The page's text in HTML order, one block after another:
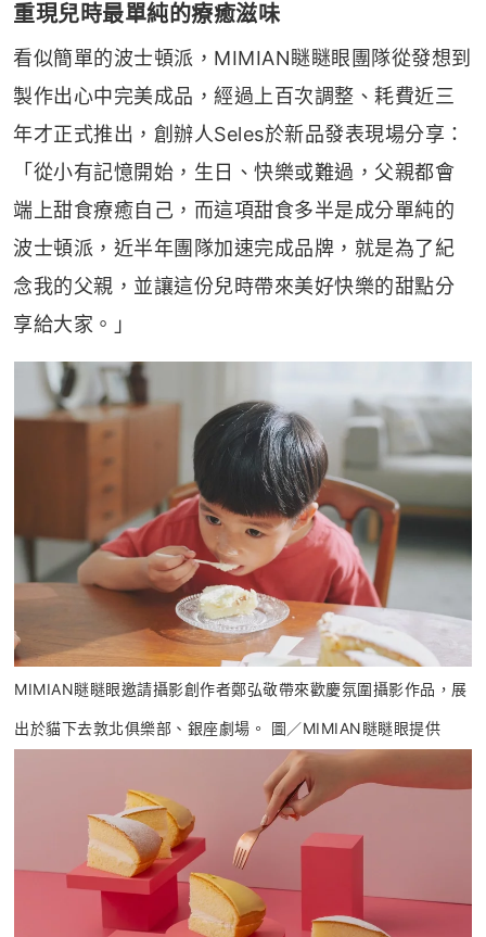
重現兒時最單純的療癒滋味
看似簡單的波士頓派，MIMIAN瞇瞇眼團隊從發想到
製作出心中完美成品，經過上百次調整、耗費近三
年才正式推出，創辦人Seles於新品發表現場分享：
「從小有記憶開始，生日、快樂或難過，父親都會
端上甜食療癒自己，而這項甜食多半是成分單純的
波士頓派，近半年團隊加速完成品牌，就是為了紀
念我的父親，並讓這份兒時帶來美好快樂的甜點分
享給大家。」
MIMIAN瞇瞇眼邀請攝影創作者鄭弘敬帶來歡慶氛圍攝影作品，展
出於貓下去敦北俱樂部、銀座劇場。 圖／MIMIAN瞇瞇眼提供